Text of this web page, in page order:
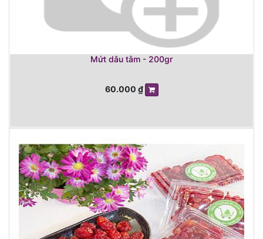
Mứt dâu tằm - 200gr
60.000 ₫